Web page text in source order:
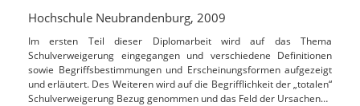
Hochschule Neubrandenburg, 2009
Im ersten Teil dieser Diplomarbeit wird auf das Thema
Schulverweigerung eingegangen und verschiedene Definitionen
sowie Begriffsbestimmungen und Erscheinungsformen aufgezeigt
und erläutert. Des Weiteren wird auf die Begrifflichkeit der „totalen“
Schulverweigerung Bezug genommen und das Feld der Ursachen…